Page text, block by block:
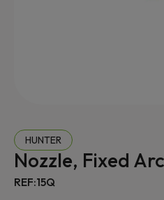
HUNTER
Nozzle, Fixed
REF:15Q